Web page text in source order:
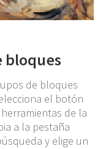
bloques
de bloques
el botón
de la
a la pestaña
y elige un